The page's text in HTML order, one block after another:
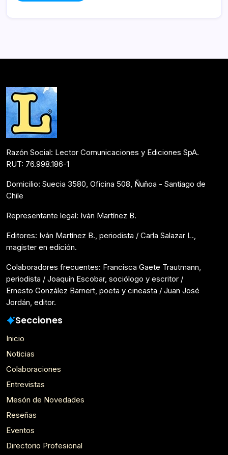
Razón Social: Lector Comunicaciones y Ediciones SpA.
RUT: 76.998.186-1
Domicilio: Suecia 3580, Oficina 508, Ñuñoa - Santiago de
Chile
Representante legal: Iván Martínez B.
Editores: Iván Martínez B., periodista / Carla Salazar L.,
magister en edición.
Colaboradores frecuentes: Francisca Gaete Trautmann,
periodista / Joaquín Escobar, sociólogo y escritor /
Ernesto González Barnert, poeta y cineasta / Juan José
Jordán, editor.
Secciones
Inicio
Noticias
Colaboraciones
Entrevistas
Mesón de Novedades
Reseñas
Eventos
Directorio Profesional